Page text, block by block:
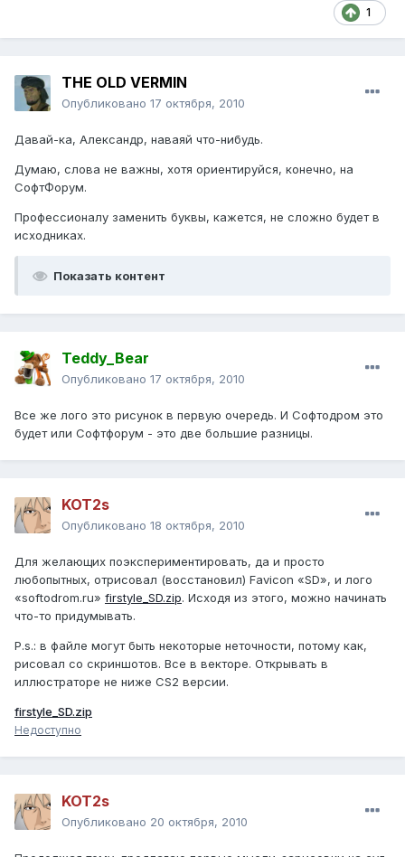
1
THE OLD VERMIN
Опубликовано 17 октября, 2010
Давай-ка, Александр, наваяй что-нибудь.
Думаю, слова не важны, хотя ориентируйся, конечно, на
СофтФорум.
Профессионалу заменить буквы, кажется, не сложно будет в
исходниках.
Показать контент
Teddy_Bear
Опубликовано 17 октября, 2010
Все же лого это рисунок в первую очередь. И Софтодром это
будет или Софтфорум - это две большие разницы.
KOT2s
Опубликовано 18 октября, 2010
Для желающих поэкспериментировать, да и просто
любопытных, отрисовал (восстановил) Favicon «SD», и лого
«softodrom.ru» firstyle_SD.zip. Исходя из этого, можно начинать
что-то придумывать.
P.s.: в файле могут быть некоторые неточности, потому как,
рисовал со скриншотов. Все в векторе. Открывать в
иллюстраторе не ниже CS2 версии.
firstyle_SD.zip
Недоступно
KOT2s
Опубликовано 20 октября, 2010